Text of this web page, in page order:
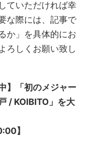
ていただければ幸
な際には、記事で
か」を具体的にお
ろしくお願い致し
】「初のメジャー
/ KOIBITO」を大
】